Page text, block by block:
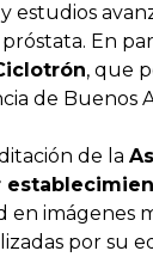
estudios
En
, que
de Buenos
de la
en imágenes
por su